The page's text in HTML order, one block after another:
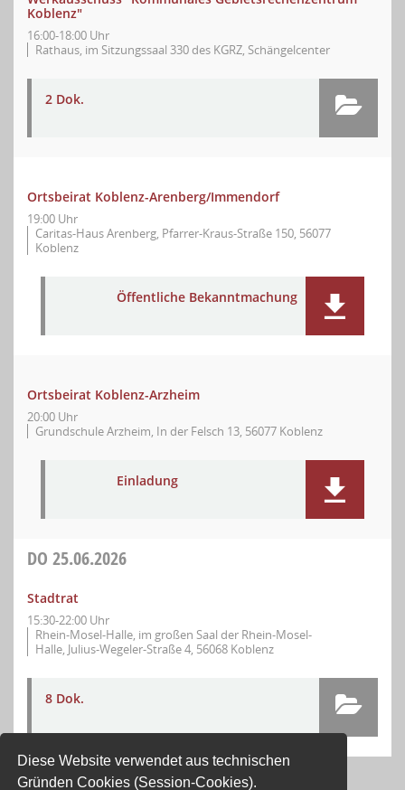
Diese Website verwendet aus technischen
Gründen Cookies (Session-Cookies).
Koblenz"
16:00-18:00 Uhr
Rathaus, im Sitzungssaal 330 des KGRZ, Schängelcenter
2 Dok.
Ortsbeirat Koblenz-Arenberg/Immendorf
19:00 Uhr
Caritas-Haus Arenberg, Pfarrer-Kraus-Straße 150, 56077
Koblenz
Öffentliche Bekanntmachung
Ortsbeirat Koblenz-Arzheim
20:00 Uhr
Grundschule Arzheim, In der Felsch 13, 56077 Koblenz
Einladung
DO 25.06.2026
Stadtrat
15:30-22:00 Uhr
Rhein-Mosel-Halle, im großen Saal der Rhein-Mosel-
Halle, Julius-Wegeler-Straße 4, 56068 Koblenz
8 Dok.